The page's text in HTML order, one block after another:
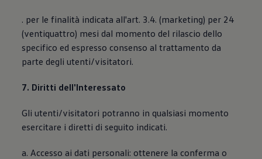
. per le finalità indicata all'art. 3.4. (marketing) per 24
(ventiquattro) mesi dal momento del rilascio dello
specifico ed espresso consenso al trattamento da
parte degli utenti/visitatori.
7. Diritti dell'Interessato
Gli utenti/visitatori potranno in qualsiasi momento
esercitare i diretti di seguito indicati.
a. Accesso ai dati personali: ottenere la conferma o